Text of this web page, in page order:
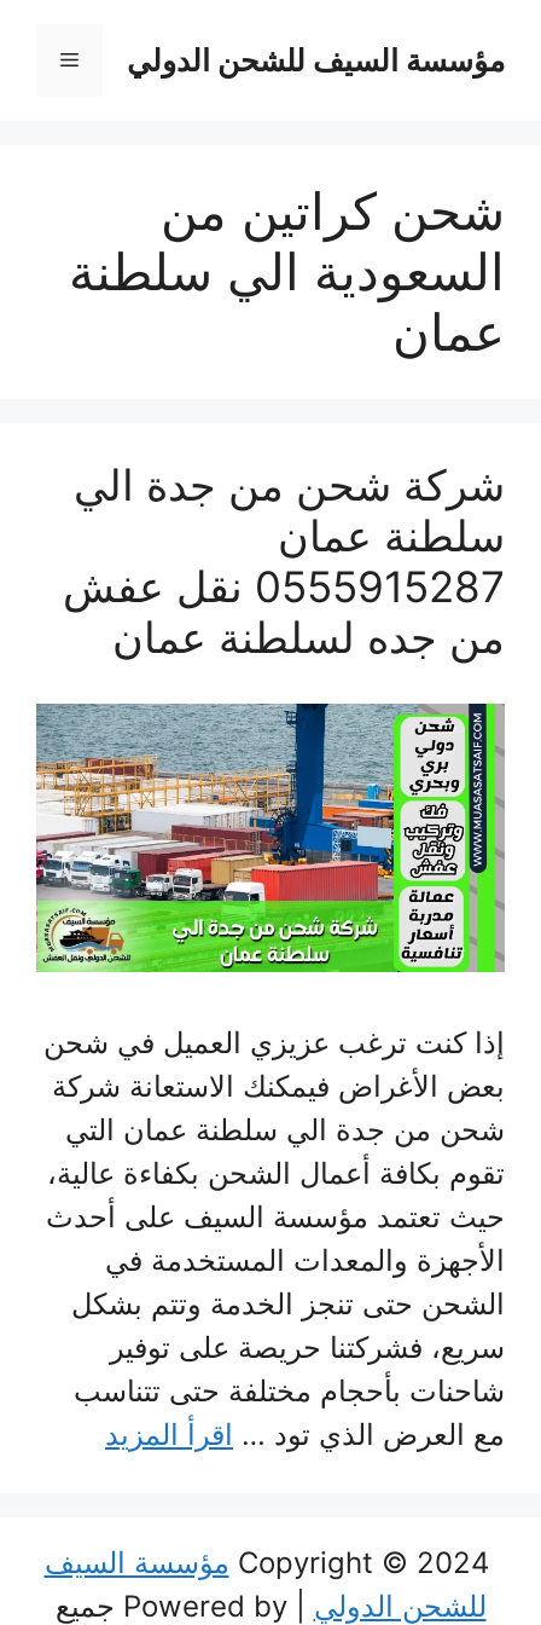
المحتوىمؤسسة السيف للشحن الدولي القائمة
شحن كراتين من
السعودية الي سلطنة
عمان
شركة شحن من جدة الي
سلطنة عمان
0555915287 نقل عفش
من جده لسلطنة عمان
إذا كنت ترغب عزيزي العميل في شحن
بعض الأغراض فيمكنك الاستعانة شركة
شحن من جدة الي سلطنة عمان التي
تقوم بكافة أعمال الشحن بكفاءة عالية،
حيث تعتمد مؤسسة السيف على أحدث
الأجهزة والمعدات المستخدمة في
الشحن حتى تنجز الخدمة وتتم بشكل
سريع، فشركتنا حريصة على توفير
شاحنات بأحجام مختلفة حتى تتناسب
مع العرض الذي تود … اقرأ المزيد
مؤسسة السيف
للشحن الدولي
| Powered by جميع